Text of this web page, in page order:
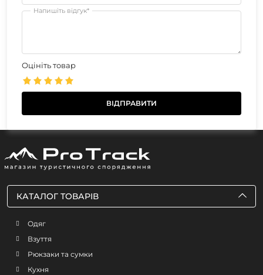
Напишіть відгук*
Оцініть товар
КАТАЛОГ ТОВАРІВ
Одяг
Взуття
Рюкзаки та сумки
Кухня